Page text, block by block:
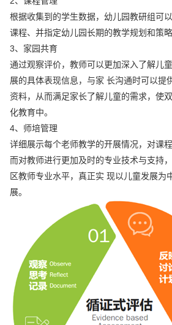
根据收集到的学生数据，幼儿园教研组可
课程、并指定幼儿园长期的教学规划和策略
3、家园共育
通过观察评价，教师可以更加深入了解儿
展的具体表现信息，与家 长沟通时可以提
资料，从而满足家长了解儿童的需求，使
化教育中。
4、师培管理
详细展示每个老师教学的开展情况，对课
而对教师进行更加及时的专业技术与支持
区教师专业水平，真正实 现以儿童发展为
展。